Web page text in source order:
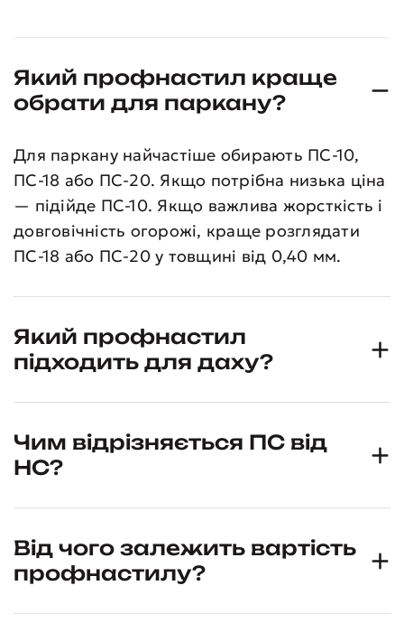
Який профнастил краще
обрати для паркану?
Для паркану найчастіше обирають ПС-10,
ПС-18 або ПС-20. Якщо потрібна низька ціна
— підійде ПС-10. Якщо важлива жорсткість і
довговічність огорожі, краще розглядати
ПС-18 або ПС-20 у товщині від 0,40 мм.
Який профнастил
підходить для даху?
Чим відрізняється ПС від
НС?
Від чого залежить вартість
профнастилу?